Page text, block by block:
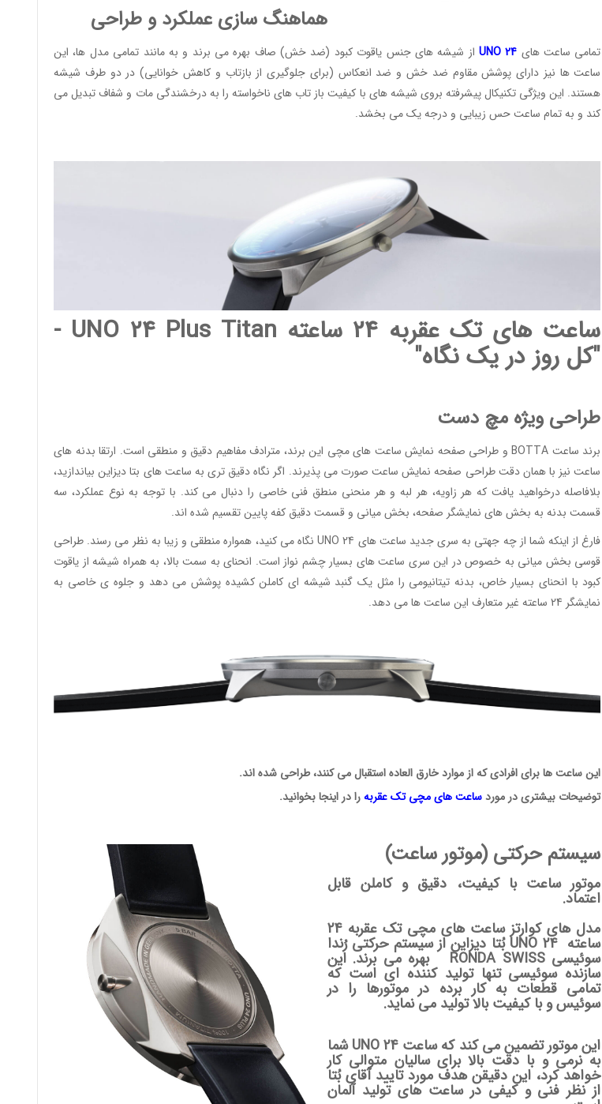
هماهنگ سازی عملکرد و طراحی
تمامی ساعت های UNO 24
از شیشه های جنس یاقوت کبود (ضد خش) صاف بهره می برند و به مانند تمامی مدل ها، این
ساعت ها نیز دارای پوشش مقاوم ضد خش و ضد انعکاس (برای جلوگیری از بازتاب و کاهش خوانایی) در دو طرف شیشه
هستند. این ویژگی تکنیکال پیشرفته بروی شیشه های با کیفیت باز تاب های ناخواسته را به درخشندگی مات و شفاف تبدیل می
کند و به تمام ساعت حس زیبایی و درجه یک می بخشد.
ساعت های تک عقربه 24 ساعته UNO 24 Plus Titan -
"کل روز در یک نگاه"
طراحی ویژه مچ دست
برند ساعت BOTTA و طراحی صفحه نمایش ساعت های مچی این برند، مترادف مفاهیم دقیق و منطقی است. ارتقا بدنه های
ساعت نیز با همان دقت طراحی صفحه نمایش ساعت صورت می پذیرند. اگر نگاه دقیق تری به ساعت های بتا دیزاین بیاندازید،
بلافاصله درخواهید یافت که هر زاویه، هر لبه و هر منحنی منطق فنی خاصی را دنبال می کند. با توجه به نوع عملکرد، سه
قسمت بدنه به بخش های نمایشگر صفحه، بخش میانی و قسمت دقیق کفه پایین تقسیم شده اند.
فارغ از اینکه شما از چه جهتی به سری جدید ساعت های UNO 24 نگاه می کنید، همواره منطقی و زیبا به نظر می رسند. طراحی
قوسی بخش میانی به خصوص در این سری ساعت های بسیار چشم نواز است. انحنای به سمت بالا، به همراه شیشه از یاقوت
کبود با انحنای بسیار خاص، بدنه تیتانیومی را مثل یک گنبد شیشه ای کاملن کشیده پوشش می دهد و جلوه ی خاصی به
نمایشگر 24 ساعته غیر متعارف این ساعت ها می دهد.
این ساعت ها برای افرادی که از موارد خارق العاده استقبال می کنند، طراحی شده اند.
توضیحات بیشتری در موردساعت های مچی تک عقربهرا در اینجا بخوانید.
سیستم حرکتی (موتور ساعت)
موتور ساعت با کیفیت، دقیق و کاملن قابل
اعتماد.
مدل های کوارتز ساعت های مچی تک عقربه 24
ساعته UNO 24 بُتا دیزایناز سیستم حرکتی رُندا
سوئیسی RONDA SWISS بهره می برند. این
سازنده سوئیسی تنها تولید کننده ای است که
تمامی قطعات به کار برده در موتورها را در
سوئیس و با کیفیت بالا تولید می نماید.
این موتور تضمین می کند که ساعت UNO 24 شما
به نرمی و با دقت بالا برای سالیان متوالی کار
خواهد کرد، این دقیقن هدف مورد تایید آقای بُتا
از نظر فنی و کیفی در ساعت های تولید آلمان